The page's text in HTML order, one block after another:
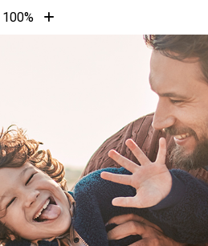
100%
Tekst